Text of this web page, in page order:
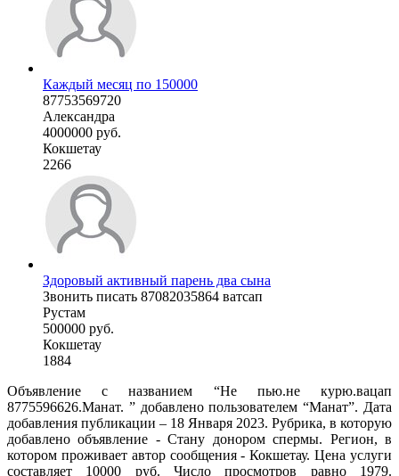
Каждый месяц по 150000
87753569720
Александра
4000000 руб.
Кокшетау
2266
Здоровый активный парень два сына
Звонить писать 87082035864 ватсап
Рустам
500000 руб.
Кокшетау
1884
Объявление с названием “Не пью.не курю.вацап
8775596626.Манат. ” добавлено пользователем “Манат”. Дата
добавления публикации – 18 Января 2023. Рубрика, в которую
добавлено объявление - Стану донором спермы. Регион, в
котором проживает автор сообщения - Кокшетау. Цена услуги
составляет 10000 руб. Число просмотров равно 1979.